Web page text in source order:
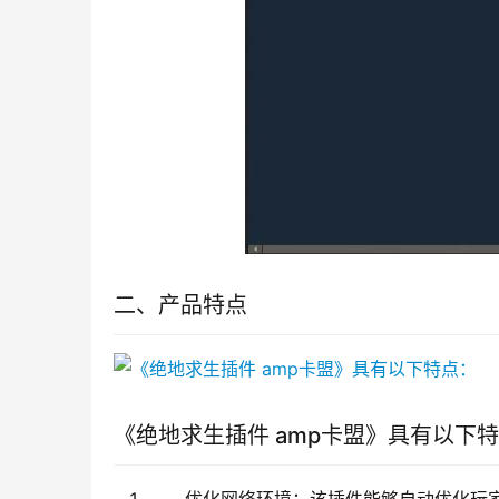
二、产品特点
《绝地求生插件 amp卡盟》具有以下